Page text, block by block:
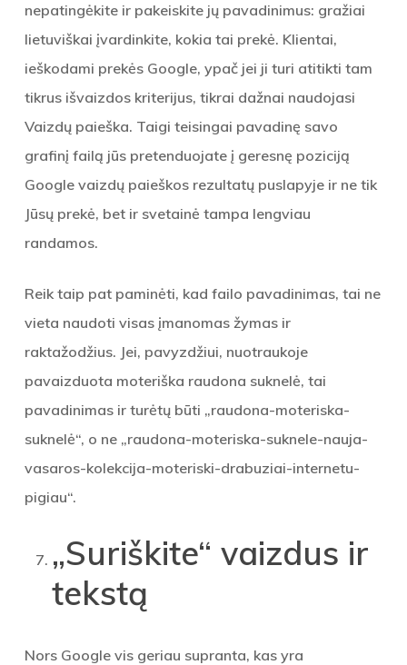
nepatingėkite ir pakeiskite jų pavadinimus: gražiai
lietuviškai įvardinkite, kokia tai prekė. Klientai,
ieškodami prekės Google, ypač jei ji turi atitikti tam
tikrus išvaizdos kriterijus, tikrai dažnai naudojasi
Vaizdų paieška. Taigi teisingai pavadinę savo
grafinį failą jūs pretenduojate į geresnę poziciją
Google vaizdų paieškos rezultatų puslapyje ir ne tik
Jūsų prekė, bet ir svetainė tampa lengviau
randamos.
Reik taip pat paminėti, kad failo pavadinimas, tai ne
vieta naudoti visas įmanomas žymas ir
raktažodžius. Jei, pavyzdžiui, nuotraukoje
pavaizduota moteriška raudona suknelė, tai
pavadinimas ir turėtų būti „raudona-moteriska-
suknelė“, o ne „raudona-moteriska-suknele-nauja-
vasaros-kolekcija-moteriski-drabuziai-internetu-
pigiau“.
„Suriškite“ vaizdus ir
tekstą
Nors Google vis geriau supranta, kas yra